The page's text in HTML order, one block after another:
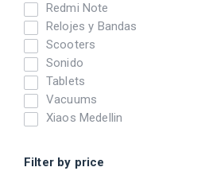
Redmi Note
Relojes y Bandas
Scooters
Sonido
Tablets
Vacuums
Xiaos Medellin
Filter by price